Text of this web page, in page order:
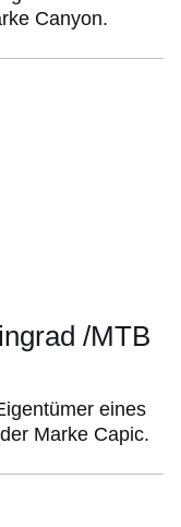
Canyon.
/MTB
eines
Marke Capic.